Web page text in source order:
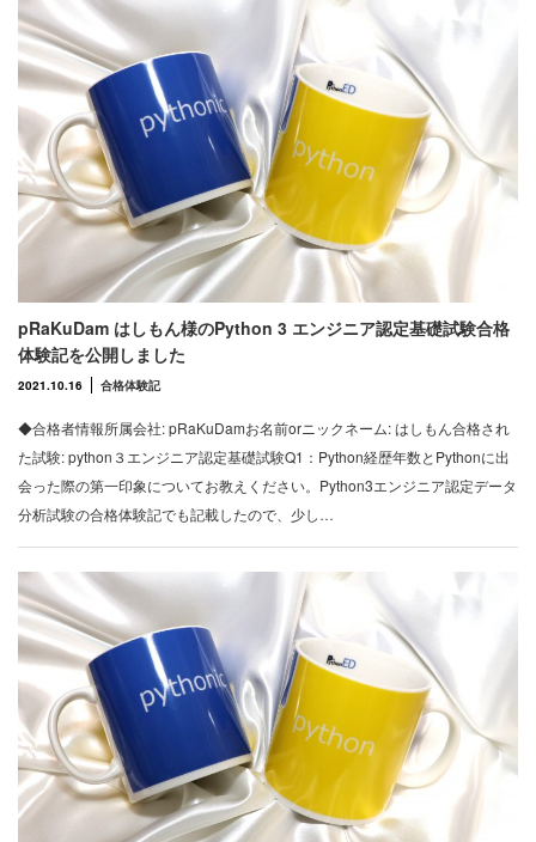
pRaKuDam はしもん様のPython 3 エンジニア認定基礎試験合格
体験記を公開しました
2021.10.16 合格体験記
◆合格者情報所属会社: pRaKuDamお名前orニックネーム: はしもん合格され
た試験: python３エンジニア認定基礎試験Q1：Python経歴年数とPythonに出
会った際の第一印象についてお教えください。Python3エンジニア認定データ
分析試験の合格体験記でも記載したので、少し…